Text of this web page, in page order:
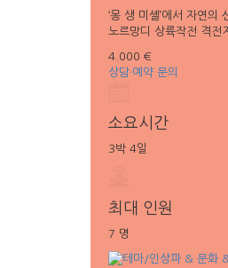
‘몽 생 미셸’에서 자연의
노르망디 상륙작전 격전
4.000 €
상담·예약 문의
소요시간
3박 4일
최대 인원
7 명